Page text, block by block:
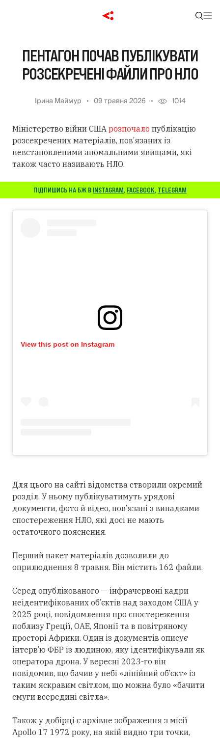
ПЕНТАГОН ПОЧАВ ПУБЛІКУВАТИ
РОЗСЕКРЕЧЕНІ ФАЙЛИ ПРО НЛО
Ірина Маймур 09 травня 2026 1014
Міністерство війни США розпочало публікацію
розсекречених матеріалів, пов’язаних із
невстановленими аномальними явищами, які
також часто називають НЛО.
ПІДПИШИСЬ НА БЖ В INSTAGRAM, FACEBOOK, TELEGRAM
View this post on Instagram
Для цього на сайті відомства створили окремий
розділ. У ньому публікуватимуть урядові
документи, фото й відео, пов’язані з випадками
спостереження НЛО, які досі не мають
остаточного пояснення.
Перший пакет матеріалів дозволили до
оприлюднення 8 травня. Він містить 162 файли.
Серед опублікованого — інфрачервоні кадри
неідентифікованих об’єктів над заходом США у
2025 році, повідомлення про спостереження
поблизу Греції, ОАЕ, Японії та в повітряному
просторі Африки. Один із документів описує
інтерв’ю ФБР із людиною, яку ідентифікували як
оператора дрона. У вересні 2023-го він
повідомив, що бачив у небі «лінійний об’єкт» із
таким яскравим світлом, що можна було «бачити
смуги всередині світла».
Також у добірці є архівне зображення з місії
Apollo 17 1972 року, на якій видно три точки,